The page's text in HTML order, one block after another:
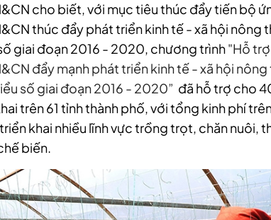
cho biết, với mục tiêu thúc đẩy tiến bộ
thúc đẩy phát triển kinh tế - xã hội nông
giai đoạn 2016 - 2020, chương trình"Hỗ
đẩy mạnh phát triển kinh tế - xã hội
số giai đoạn 2016 - 2020” đã hỗ trợ cho
trên 61 tỉnh thành phố, với tổng kinh phí
khai nhiều lĩnh vực trồng trọt, chăn nuôi,
biến.